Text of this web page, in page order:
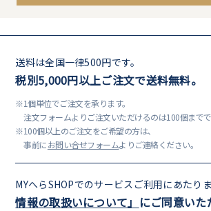
送料は全国一律500円です。
税別5,000円以上ご注文で送料無料。
※1個単位でご注文を承ります。
注文フォームよりご注文いただけるのは100個までで
※100個以上のご注文をご希望の方は、
事前にお問い合せフォームよりご連絡ください。
MYへらSHOPでのサービスご利用にあたりま
情報の取扱いについて」 にご同意いた